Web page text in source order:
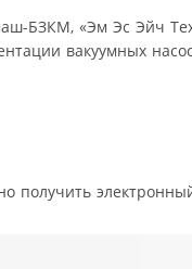
БЗКМ, «Эм Эс Эйч
вакуумных
получить